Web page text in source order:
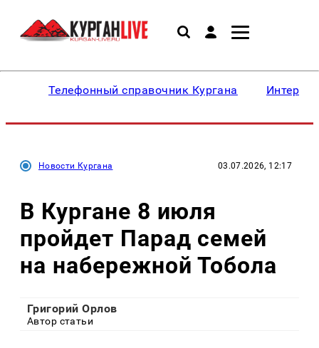
Телефонный справочник Кургана
Новости Кургана 03.07.2026, 12:17
В Кургане 8 июля
пройдет Парад семей
на набережной Тобола
Григорий Орлов
Автор статьи